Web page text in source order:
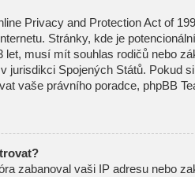
Privacy and Protection Act of
Stránky, kde je
let, musí mít souhlas rodičů nebo
jurisdikci Spojených Států. Pokud
vaše právního poradce, phpBB
zabanoval vaši IP adresu nebo